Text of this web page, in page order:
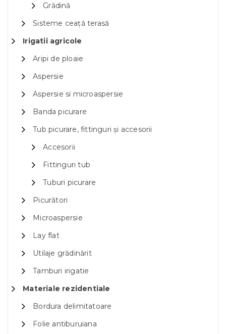
Grădină
Sisteme ceață terasă
Irigatii agricole
Aripi de ploaie
Aspersie
Aspersie si microaspersie
Banda picurare
Tub picurare, fittinguri și accesorii
Accesorii
Fittinguri tub
Tuburi picurare
Picurători
Microaspersie
Lay flat
Utilaje grădinărit
Tamburi irigatie
Materiale rezidentiale
Bordura delimitatoare
Folie antiburuiana